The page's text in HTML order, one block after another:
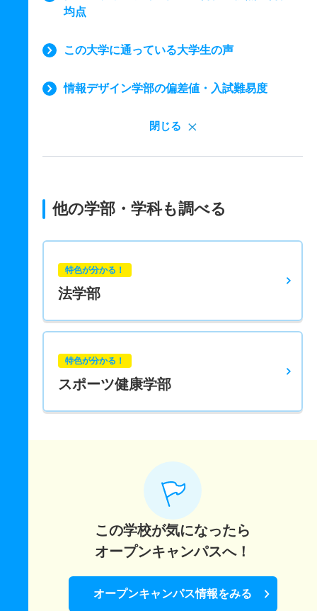
均点
この大学に通っている大学生の声
情報デザイン学部の偏差値・入試難易度
閉じる
他の学部・学科も調べる
特色が分かる！
法学部
特色が分かる！
スポーツ健康学部
この学校が気になったら
オープンキャンパスへ！
オープンキャンパス情報をみる